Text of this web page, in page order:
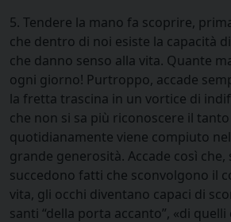
5. Tendere la mano fa scoprire,
che dentro di noi esiste la capacità
che danno senso alla vita. Quante
ogni giorno! Purtroppo, accade
la fretta trascina in un vortice di
che non si sa più riconoscere il
quotidianamente viene compiuto
grande generosità. Accade così
succedono fatti che sconvolgono il
vita, gli occhi diventano capaci di
santi “della porta accanto”, «di